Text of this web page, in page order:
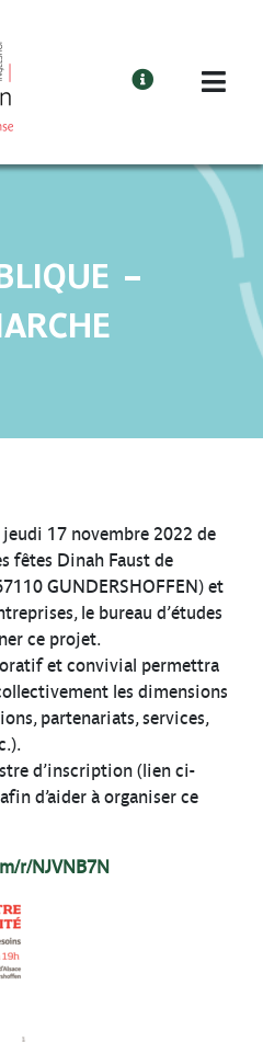
–
17 novembre 2022 de
fêtes Dinah Faust de
GUNDERSHOFFEN) et
le bureau d’études
ce projet.
et convivial permettra
les dimensions
partenariats, services,
d’inscription (lien ci-
d’aider à organiser ce
r/NJVNB7N